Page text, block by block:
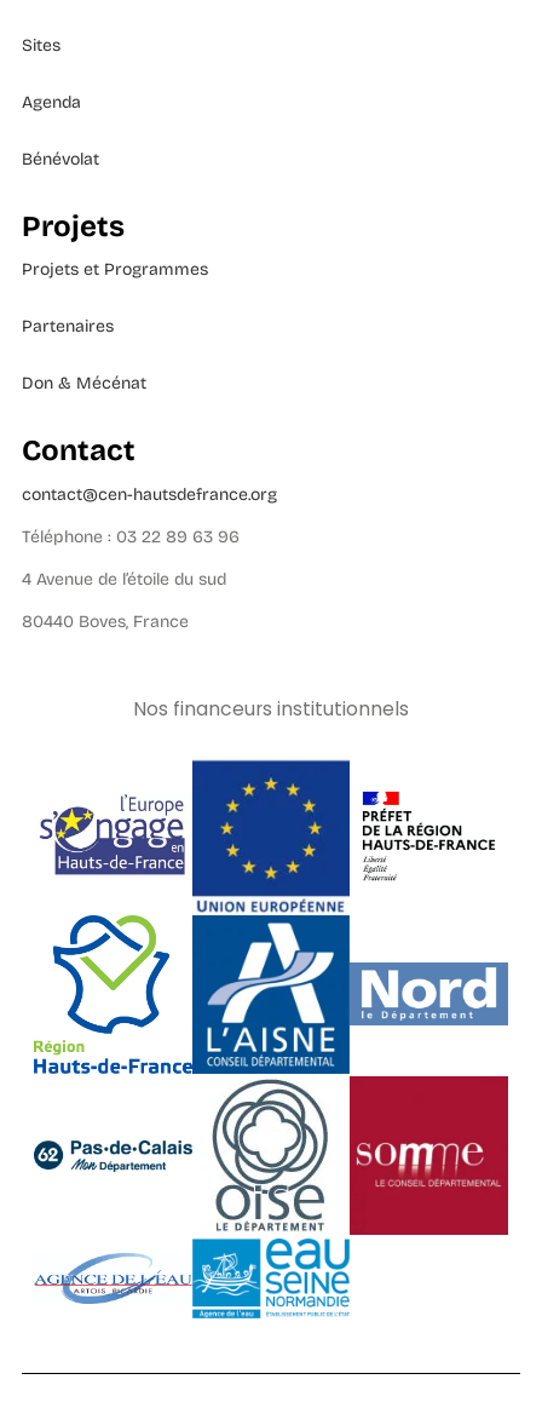
Sites
Agenda
Bénévolat
Projets
Projets et Programmes
Partenaires
Don & Mécénat
Contact
contact@cen-hautsdefrance.org
Téléphone : 03 22 89 63 96
4 Avenue de l’étoile du sud
80440 Boves, France
Nos financeurs institutionnels